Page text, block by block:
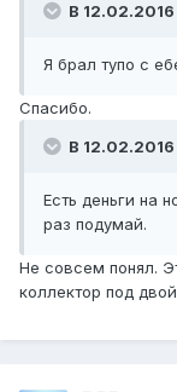
В
Я брал тупо с
Спасибо.
В
Есть деньги на
раз подумай.
Не совсем понял.
коллектор под